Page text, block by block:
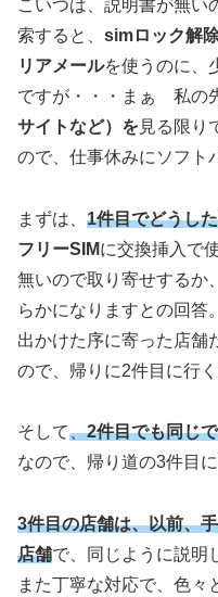
こいつは、説明書が無い
索すると、 simロック解
リアメールを使うのに、
ですが・・・まぁ 私の
サイトなど）を 見る限り
ので、仕事休みにソフト
まずは、 1件目でどうし
フリーSIMに交換挿入で
無いので取り寄せするか
らかになりますとの回答。
出かけた序に寄った店舗
ので、帰りに2件目に行
そして、2件目でも同じ
なので、帰り道の3件目
3件目の店舗は、以前、
店舗で、同じように説明
また丁寧な対応で、色々